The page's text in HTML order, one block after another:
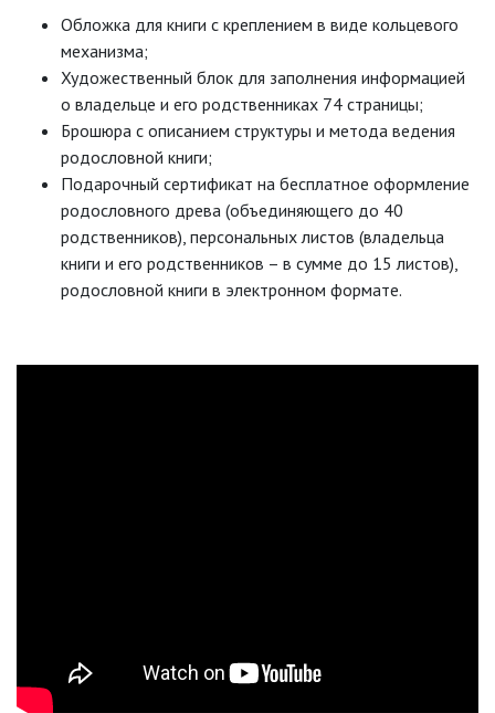
Обложка для книги с креплением в виде кольцевого
механизма;
Художественный блок для заполнения информацией
о владельце и его родственниках 74 страницы;
Брошюра с описанием структуры и метода ведения
родословной книги;
Подарочный сертификат на бесплатное оформление
родословного древа (объединяющего до 40
родственников), персональных листов (владельца
книги и его родственников – в сумме до 15 листов),
родословной книги в электронном формате.